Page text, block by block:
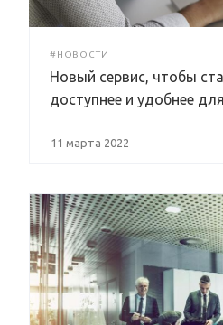
#НОВОСТИ
Новый сервис, чтобы
доступнее и удобнее
11 марта 2022